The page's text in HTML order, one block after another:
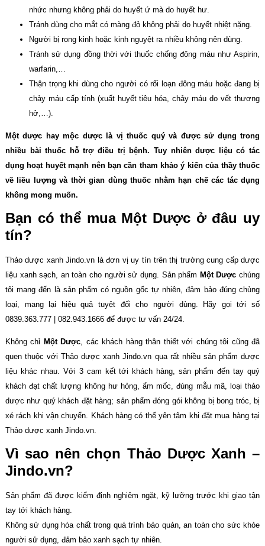
nhức nhưng không phải do huyết ứ mà do huyết hư.
Tránh dùng cho mắt có màng đỏ không phải do huyết nhiệt nặng.
Người bị rong kinh hoặc kinh nguyệt ra nhiều không nên dùng.
Tránh sử dụng đồng thời với thuốc chống đông máu như Aspirin,
warfarin,…
Thận trọng khi dùng cho người có rối loạn đông máu hoặc đang bị
chảy máu cấp tính (xuất huyết tiêu hóa, chảy máu do vết thương
hở,…).
Một dược hay mộc dược là vị thuốc quý và được sử dụng trong
nhiều bài thuốc hỗ trợ điều trị bệnh. Tuy nhiên dược liệu có tác
dụng hoạt huyết mạnh nên bạn cần tham khảo ý kiến của thầy thuốc
về liều lượng và thời gian dùng thuốc nhằm hạn chế các tác dụng
không mong muốn.
Bạn có thể mua Một Dược ở đâu uy
tín?
Thảo dược xanh Jindo.vn là đơn vị uy tín trên thị trường cung cấp dược
liệu xanh sạch, an toàn cho người sử dụng. Sản phẩm Một Dược chúng
tôi mang đến là sản phẩm có nguồn gốc tự nhiên, đảm bảo đúng chủng
loại, mang lại hiệu quả tuyệt đối cho người dùng. Hãy gọi tới số
0839.363.777 | 082.943.1666 để được tư vấn 24/24.
Không chỉ Một Dược, các khách hàng thân thiết với chúng tôi cũng đã
quen thuộc với Thảo dược xanh Jindo.vn qua rất nhiều sản phẩm dược
liệu khác nhau. Với 3 cam kết tới khách hàng, sản phẩm đến tay quý
khách đạt chất lượng không hư hỏng, ẩm mốc, đúng mẫu mã, loại thảo
dược như quý khách đặt hàng; sản phẩm đóng gói không bị bong tróc, bị
xé rách khi vận chuyển. Khách hàng có thể yên tâm khi đặt mua hàng tại
Thảo dược xanh Jindo.vn.
Vì sao nên chọn Thảo Dược Xanh –
Jindo.vn?
Sản phẩm đã được kiểm định nghiêm ngặt, kỹ lưỡng trước khi giao tận
tay tới khách hàng.
Không sử dụng hóa chất trong quá trình bảo quản, an toàn cho sức khỏe
người sử dụng, đảm bảo xanh sạch tự nhiên.